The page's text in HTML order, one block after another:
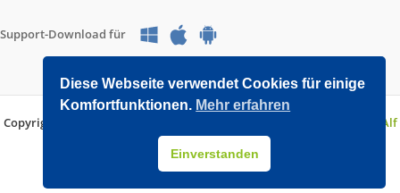
Support-Download für
Copyright © 2026 O&V DATEC GmbH | Entwickelt mit WordPress von
Alf
Drollinger
Diese Webseite verwendet Cookies für einige
Komfortfunktionen. Mehr erfahren
Einverstanden